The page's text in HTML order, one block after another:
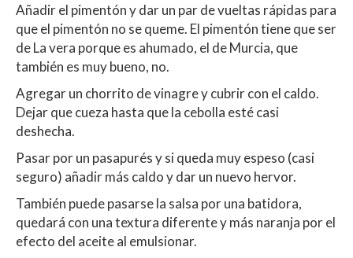
Añadir el pimentón y dar un par de vueltas rápidas para
que el pimentón no se queme. El pimentón tiene que ser
de La vera porque es ahumado, el de Murcia, que
también es muy bueno, no.
Agregar un chorrito de vinagre y cubrir con el caldo.
Dejar que cueza hasta que la cebolla esté casi
deshecha.
Pasar por un pasapurés y si queda muy espeso (casi
seguro) añadir más caldo y dar un nuevo hervor.
También puede pasarse la salsa por una batidora,
quedará con una textura diferente y más naranja por el
efecto del aceite al emulsionar.